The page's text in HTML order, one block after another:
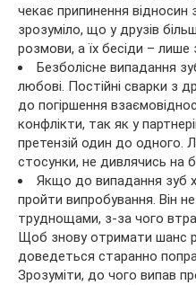
чекає припинення
зрозуміло, що у друзів
розмови, а їх бесіди – лише
Безболісне випадання
любові. Постійні сварки з
до погіршення
конфлікти, так як у
претензій один до одного.
стосунки, не дивлячись на
Якщо до випадання зуб
пройти випробування. Він
труднощами, з-за чого
Щоб знову отримати шанс
доведеться старанно
Зрозуміти, до чого випав